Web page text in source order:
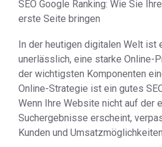
SEO Google Ranking: Wie Sie
erste Seite bringen
In der heutigen digitalen Welt ist
unerlässlich, eine starke Online-
der wichtigsten Komponenten
Online-Strategie ist ein gutes
Wenn Ihre Website nicht auf der
Suchergebnisse erscheint,
Kunden und